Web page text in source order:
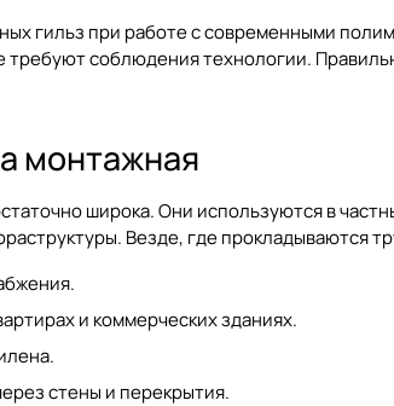
гильз при работе с современными
соблюдения технологии.
монтажная
широка. Они используются в
Везде, где прокладываются
и коммерческих зданиях.
стены и перекрытия.